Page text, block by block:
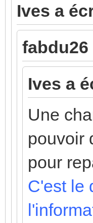
Ives a
fabdu26
Ives a
Une
pouvoir
pour
C'est le